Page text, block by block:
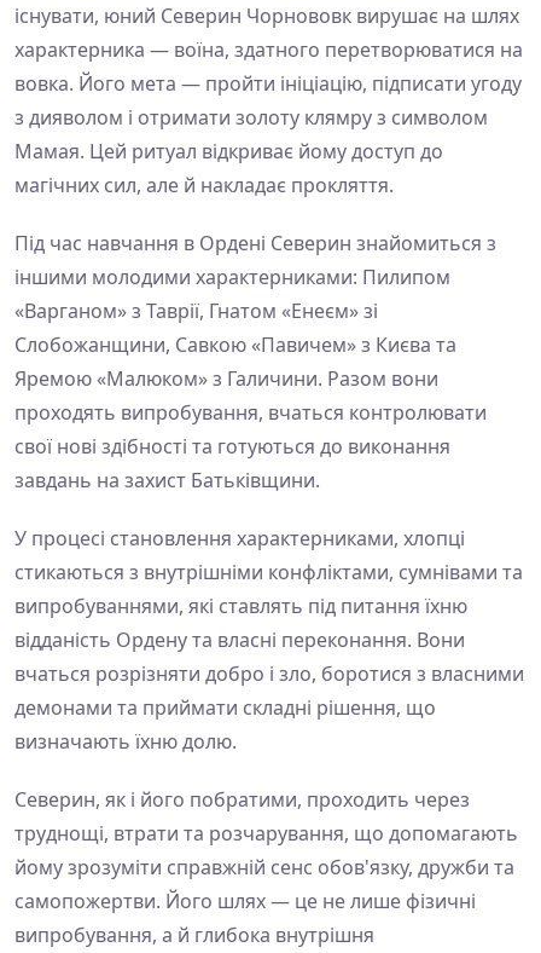
існувати, юний Северин Чорнововк вирушає на шлях
характерника — воїна, здатного перетворюватися на
вовка. Його мета — пройти ініціацію, підписати угоду
з дияволом і отримати золоту клямру з символом
Мамая. Цей ритуал відкриває йому доступ до
магічних сил, але й накладає прокляття.
Під час навчання в Ордені Северин знайомиться з
іншими молодими характерниками: Пилипом
«Варганом» з Таврії, Гнатом «Енеєм» зі
Слобожанщини, Савкою «Павичем» з Києва та
Яремою «Малюком» з Галичини. Разом вони
проходять випробування, вчаться контролювати
свої нові здібності та готуються до виконання
завдань на захист Батьківщини.
У процесі становлення характерниками, хлопці
стикаються з внутрішніми конфліктами, сумнівами та
випробуваннями, які ставлять під питання їхню
відданість Ордену та власні переконання. Вони
вчаться розрізняти добро і зло, боротися з власними
демонами та приймати складні рішення, що
визначають їхню долю.
Северин, як і його побратими, проходить через
труднощі, втрати та розчарування, що допомагають
йому зрозуміти справжній сенс обов'язку, дружби та
самопожертви. Його шлях — це не лише фізичні
випробування, а й глибока внутрішня